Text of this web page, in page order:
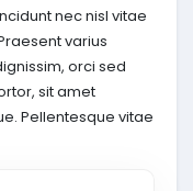
nec nisl vitae
varius
orci sed
sit amet
Pellentesque vitae